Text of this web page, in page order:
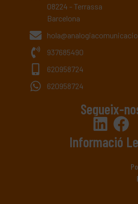
08224 - Terrassa
Barcelona
937685490
620958724
620958724
Segueix-
Informació